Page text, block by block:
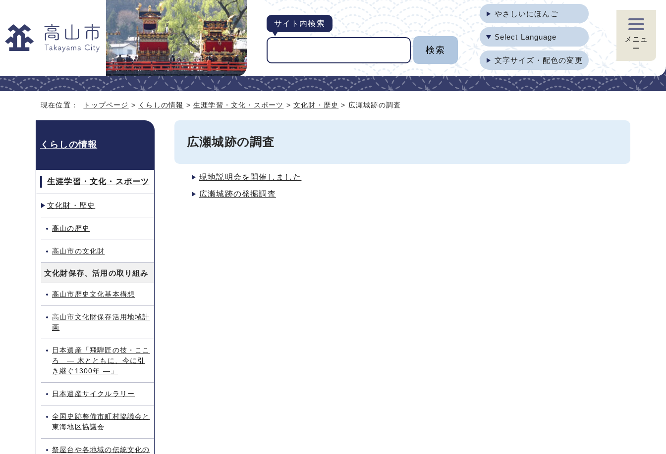
サイト内検索
やさしいにほんご
Select Language
文字サイズ・配色の変更
メニュ
ー
現在位置： トップページ > くらしの情報 >生涯学習・文化・スポーツ >文化財・歴史 > 広瀬城跡の調査
広瀬城跡の調査
現地説明会を開催しました
広瀬城跡の発掘調査
くらしの情報
生涯学習・文化・スポーツ
文化財・歴史
高山の歴史
高山市の文化財
文化財保存、活用の取り組み
高山市歴史文化基本構想
高山市文化財保存活用地域計
画
日本遺産「飛騨匠の技・ここ
ろ ― 木とともに、今に引
き継ぐ1300年 ―」
日本遺産サイクルラリー
全国史跡整備市町村協議会と
東海地区協議会
祭屋台や各地域の伝統文化の